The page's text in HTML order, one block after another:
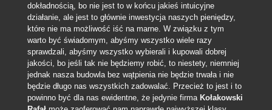
dokładnością, bo nie jest to w końcu jakieś intuicyjne
działanie, ale jest to głównie inwestycja naszych pieniędzy,
które nie ma możliwość iść na marne. W związku z tym
warto być świadomym, abyśmy wszystko wiele razy
sprawdzali, abyśmy wszystko wybierali i kupowali dobrej
jakości, bo jeśli tak nie będziemy robić, to niestety, niemniej
jednak nasza budowla bez wątpienia nie będzie trwała i nie
będzie długo nas wszystkich zadowalać. Przecież to jest i to
powinno być dla nas ewidentne, że jedynie firma Kołakowski